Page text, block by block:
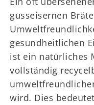
gusseisernen
gesundheitlichen
ist ein natürliches
vollständig
wird. Dies